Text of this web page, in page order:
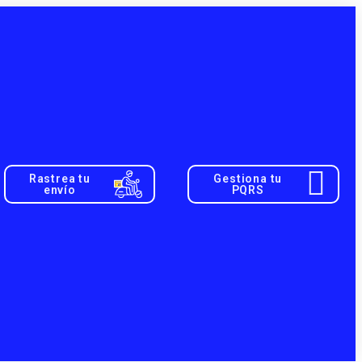
Rastrea tu
envío
Gestiona tu
PQRS